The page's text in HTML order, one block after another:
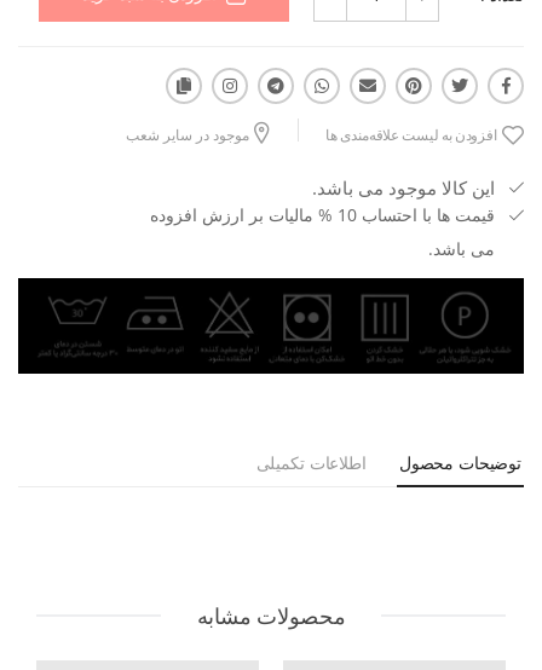
افزودن به لیست علاقه‌مندی ها موجود در سایر شعب
این کالا موجود می باشد.
قیمت ها با احتساب 10 % مالیات بر ارزش افزوده
می باشد.
توضیحات محصول اطلاعات تکمیلی
محصولات مشابه